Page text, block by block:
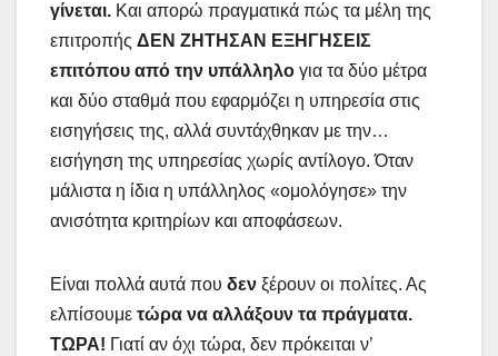
γίνεται. Και απορώ πραγματικά πώς τα μέλη της
επιτροπής ΔΕΝ ΖΗΤΗΣΑΝ ΕΞΗΓΗΣΕΙΣ
επιτόπου από την υπάλληλο για τα δύο μέτρα
και δύο σταθμά που εφαρμόζει η υπηρεσία στις
εισηγήσεις της, αλλά συντάχθηκαν με την…
εισήγηση της υπηρεσίας χωρίς αντίλογο. Όταν
μάλιστα η ίδια η υπάλληλος «ομολόγησε» την
ανισότητα κριτηρίων και αποφάσεων.
Είναι πολλά αυτά που δεν ξέρουν οι πολίτες. Ας
ελπίσουμε τώρα να αλλάξουν τα πράγματα.
ΤΩΡΑ! Γιατί αν όχι τώρα, δεν πρόκειται ν’